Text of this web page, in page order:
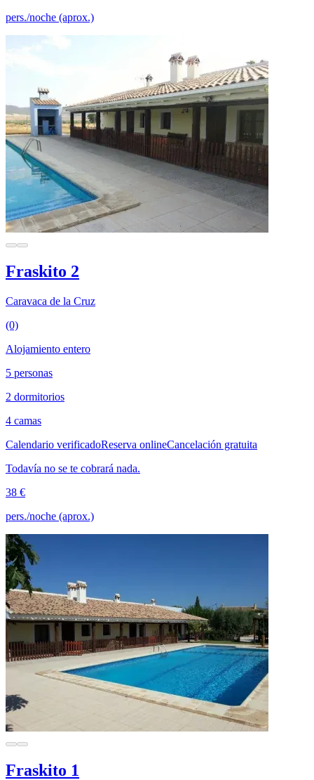
pers./noche (aprox.)
Fraskito 2
Caravaca de la Cruz
(0)
Alojamiento entero
5 personas
2 dormitorios
4 camas
Calendario verificadoReserva onlineCancelación gratuita
Todavía no se te cobrará nada.
38 €
pers./noche (aprox.)
Fraskito 1